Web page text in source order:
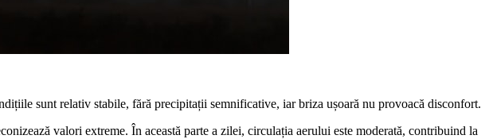
sunt relativ stabile, fără precipitații semnificative, iar briza ușoară nu provoacă disconfort.
valori extreme. În această parte a zilei, circulația aerului este moderată, contribuind la